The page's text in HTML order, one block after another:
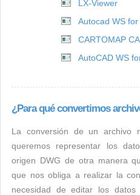
LX-Viewer
Autocad WS for
CARTOMAP
AutoCAD WS
¿Para qué convertimos
La conversión de un archivo
queremos representar los
origen DWG de otra manera
que nos obliga a realizar la
necesidad de editar los